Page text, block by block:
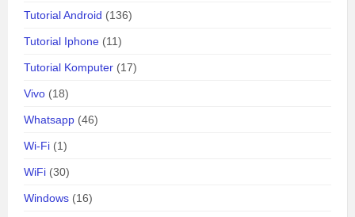
Tutorial Android (136)
Tutorial Iphone (11)
Tutorial Komputer (17)
Vivo (18)
Whatsapp (46)
Wi-Fi (1)
WiFi (30)
Windows (16)